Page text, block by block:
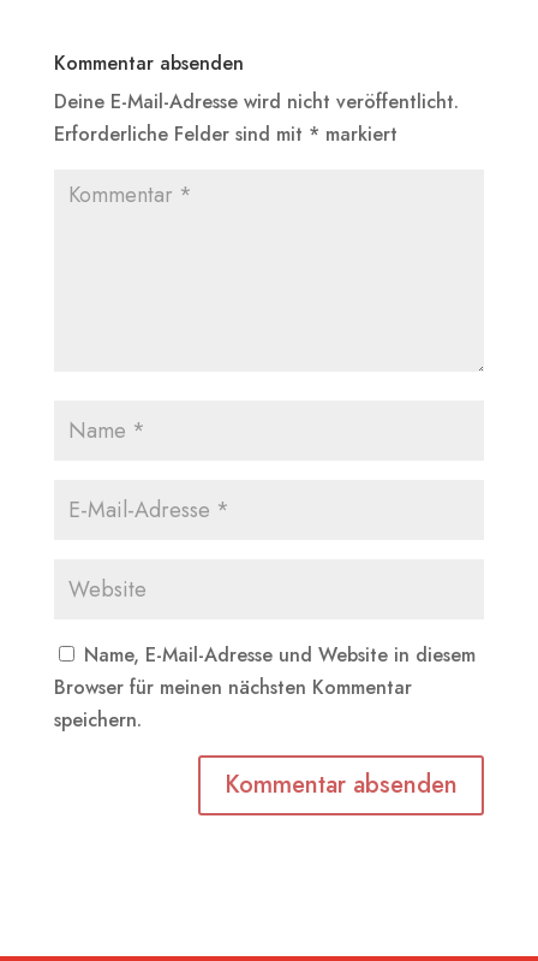
Kommentar absenden
Deine E-Mail-Adresse wird nicht veröffentlicht.
Erforderliche Felder sind mit * markiert
Name, E-Mail-Adresse und Website in diesem
Browser für meinen nächsten Kommentar
speichern.